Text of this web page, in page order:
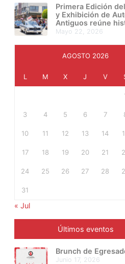
en una noche de
creatividad e
Primera Edición
y Exhibición de
Antiguos reúne
cultura y pasión
mayo 22, 2026
AGOSTO 2026
L M X J V
3 4 5 6 7
10 11 12 13 14
17 18 19 20 21
24 25 26 27 28
31
« Jul
Últimos eventos
Brunch de
junio 17, 2026